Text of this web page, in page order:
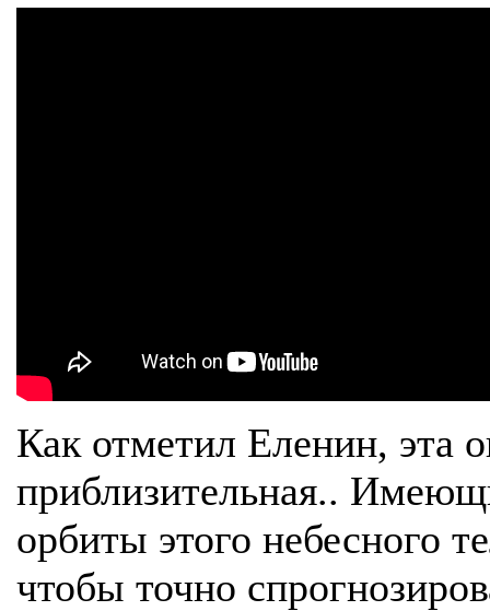
Как отметил Еленин, эта
приблизительная..
орбиты этого небесного
чтобы точно